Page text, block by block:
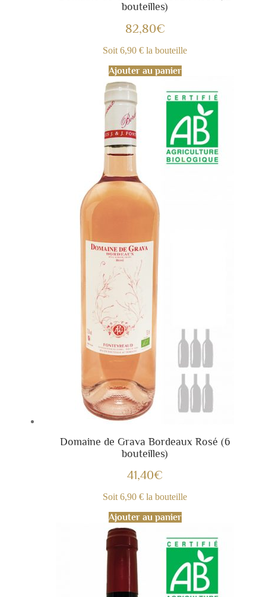
bouteilles)
82,80€
Soit 6,90 € la bouteille
Ajouter au panier
Domaine de Grava Bordeaux Rosé (6
bouteilles)
41,40€
Soit 6,90 € la bouteille
Ajouter au panier